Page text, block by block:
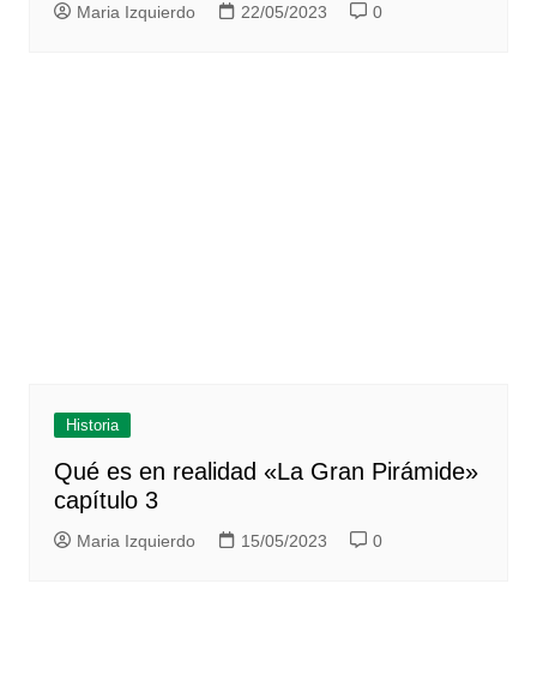
Maria Izquierdo 22/05/2023 0
Historia
Qué es en realidad «La Gran Pirámide»
capítulo 3
Maria Izquierdo 15/05/2023 0